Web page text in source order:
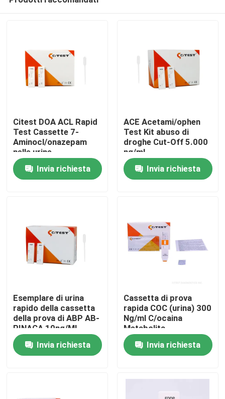
Casa
Prodotti
Circa noi
Controllo di qualità
Notizie
Corredo rapido della prova dell'antigene di Covid 19
Citest DOA ACL Rapid
Test Cassette 7-
Aminocl/onazepam
nelle urine
Invia richiesta
ACE Acetami/ophen
Test Kit abuso di
droghe Cut-Off 5.000
ng/ml
Invia richiesta
Esemplare di urina
rapido della cassetta
della prova di ABP AB-
PINACA 10ng/ML
Invia richiesta
Cassetta di prova
rapida COC (urina) 300
Ng/ml C/ocaina
Metabolita
Benzoilecgonina
Invia richiesta